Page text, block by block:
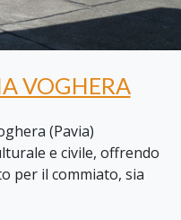
VOGHERA
(Pavia)
e civile, offrendo
per il commiato, sia